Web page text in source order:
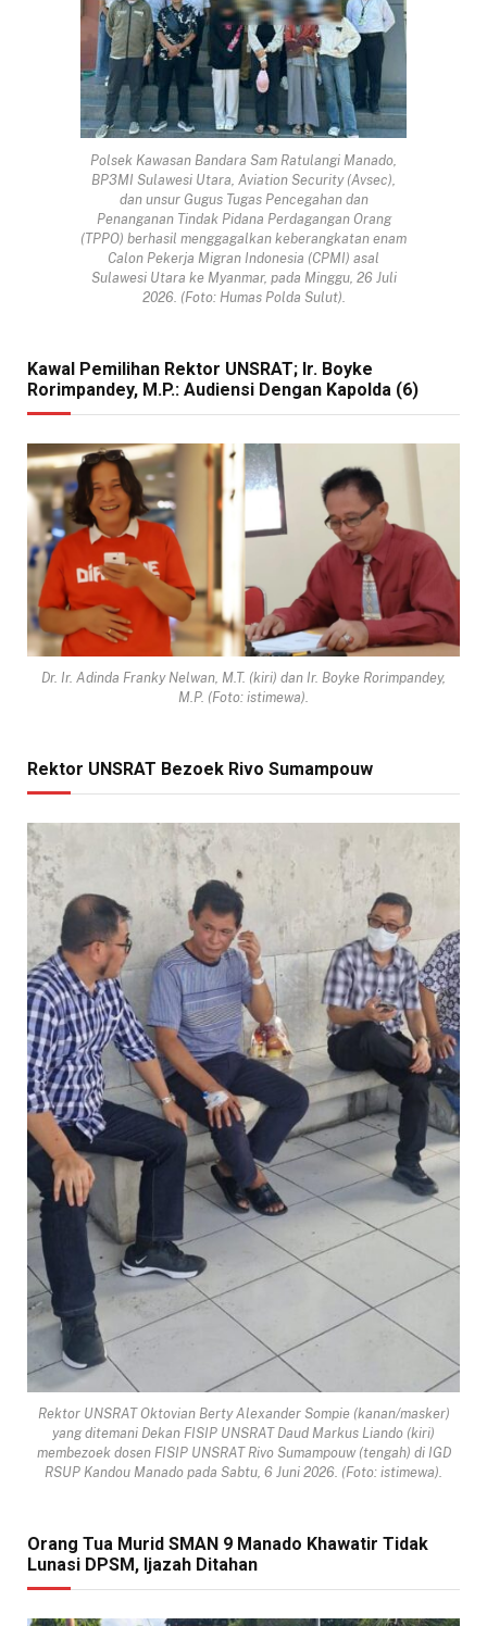
Polsek Kawasan Bandara Sam Ratulangi Manado,
BP3MI Sulawesi Utara, Aviation Security (Avsec),
dan unsur Gugus Tugas Pencegahan dan
Penanganan Tindak Pidana Perdagangan Orang
(TPPO) berhasil menggagalkan keberangkatan enam
Calon Pekerja Migran Indonesia (CPMI) asal
Sulawesi Utara ke Myanmar, pada Minggu, 26 Juli
2026. (Foto: Humas Polda Sulut).
Kawal Pemilihan Rektor UNSRAT; Ir. Boyke
Rorimpandey, M.P.: Audiensi Dengan Kapolda (6)
Dr. Ir. Adinda Franky Nelwan, M.T. (kiri) dan Ir. Boyke Rorimpandey,
M.P. (Foto: istimewa).
Rektor UNSRAT Bezoek Rivo Sumampouw
Rektor UNSRAT Oktovian Berty Alexander Sompie (kanan/masker)
yang ditemani Dekan FISIP UNSRAT Daud Markus Liando (kiri)
membezoek dosen FISIP UNSRAT Rivo Sumampouw (tengah) di IGD
RSUP Kandou Manado pada Sabtu, 6 Juni 2026. (Foto: istimewa).
Orang Tua Murid SMAN 9 Manado Khawatir Tidak
Lunasi DPSM, Ijazah Ditahan